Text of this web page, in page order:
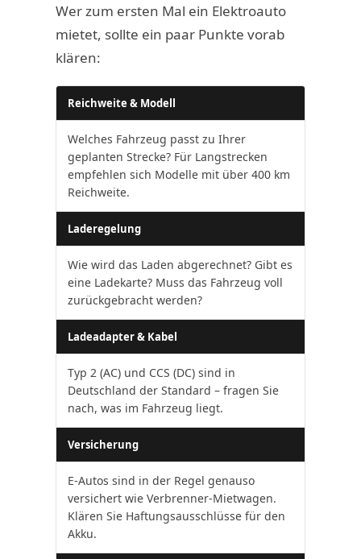
Wer zum ersten Mal ein Elektroauto
mietet, sollte ein paar Punkte vorab
klären:
Reichweite & Modell
Welches Fahrzeug passt zu Ihrer
geplanten Strecke? Für Langstrecken
empfehlen sich Modelle mit über 400 km
Reichweite.
Laderegelung
Wie wird das Laden abgerechnet? Gibt es
eine Ladekarte? Muss das Fahrzeug voll
zurückgebracht werden?
Ladeadapter & Kabel
Typ 2 (AC) und CCS (DC) sind in
Deutschland der Standard – fragen Sie
nach, was im Fahrzeug liegt.
Versicherung
E-Autos sind in der Regel genauso
versichert wie Verbrenner-Mietwagen.
Klären Sie Haftungsausschlüsse für den
Akku.